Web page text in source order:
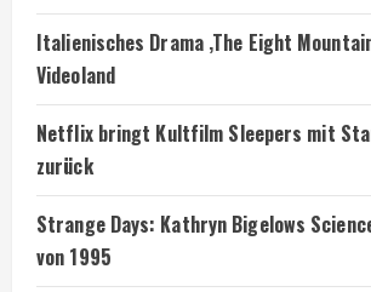
Italienisches Drama ‚The Eight
Videoland
Netflix bringt Kultfilm Sleepers mit
zurück
Strange Days: Kathryn Bigelows
von 1995